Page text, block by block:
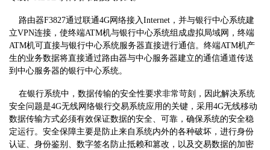
路由器F3827通过联通4G网络接入Internet，并与银行中心系统建
立VPN连接，使终端ATM机与银行中心系统组成虚拟局域网，终端
ATM机可直接与银行中心系统服务器直接进行通信。终端ATM机产
生的业务数据将直接通过路由器与中心服务器建立的通信通道传送
到中心服务器的银行中心系统。
在银行系统中，数据传输的安全性要求非常苛刻，因此解决系统
安全问题是4G无线网络银行交易系统应用的关键，采用4G无线移动
数据传输方式必须有效保证数据的安全、可靠，确保系统的安全稳
定运行。安全保障主要是防止来自系统内外的各种破坏，进行身份
认证、身份鉴别、数字签名防止抵赖和篡改，以及交易数据的加密